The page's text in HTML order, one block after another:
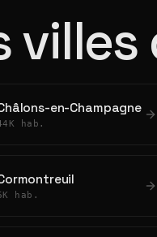
en-Champagne
hab.
hab.